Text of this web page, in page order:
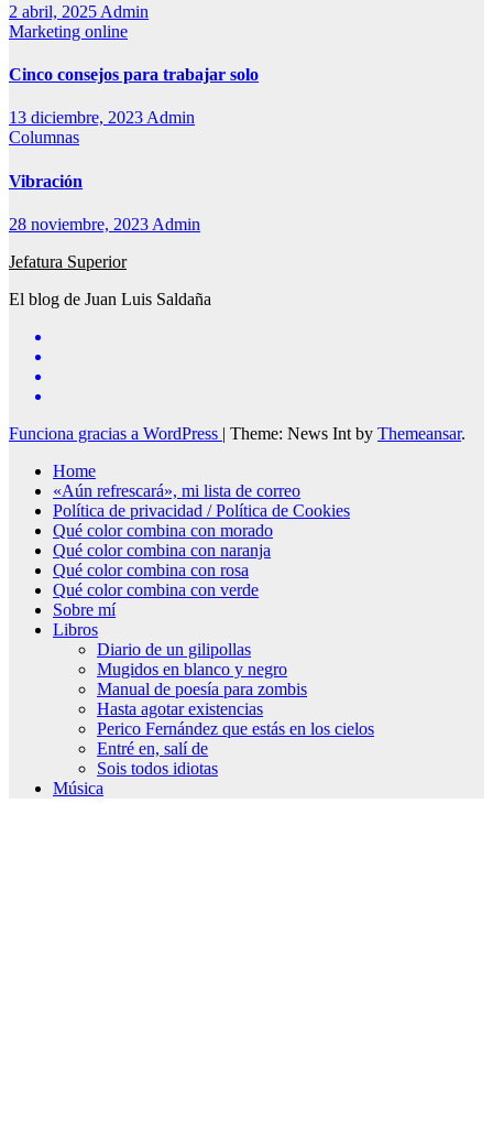
2 abril, 2025 Admin
Marketing online
Cinco consejos para trabajar solo
13 diciembre, 2023Admin
Columnas
Vibración
28 noviembre, 2023 Admin
Jefatura Superior
El blog de Juan Luis Saldaña
Funciona gracias a WordPress | Theme: News Int by Themeansar.
Home
«Aún refrescará», mi lista de correo
Política de privacidad / Política de Cookies
Qué color combina con morado
Qué color combina con naranja
Qué color combina con rosa
Qué color combina con verde
Sobre mí
Libros
Diario de un gilipollas
Mugidos en blanco y negro
Manual de poesía para zombis
Hasta agotar existencias
Perico Fernández que estás en los cielos
Entré en, salí de
Sois todos idiotas
Música